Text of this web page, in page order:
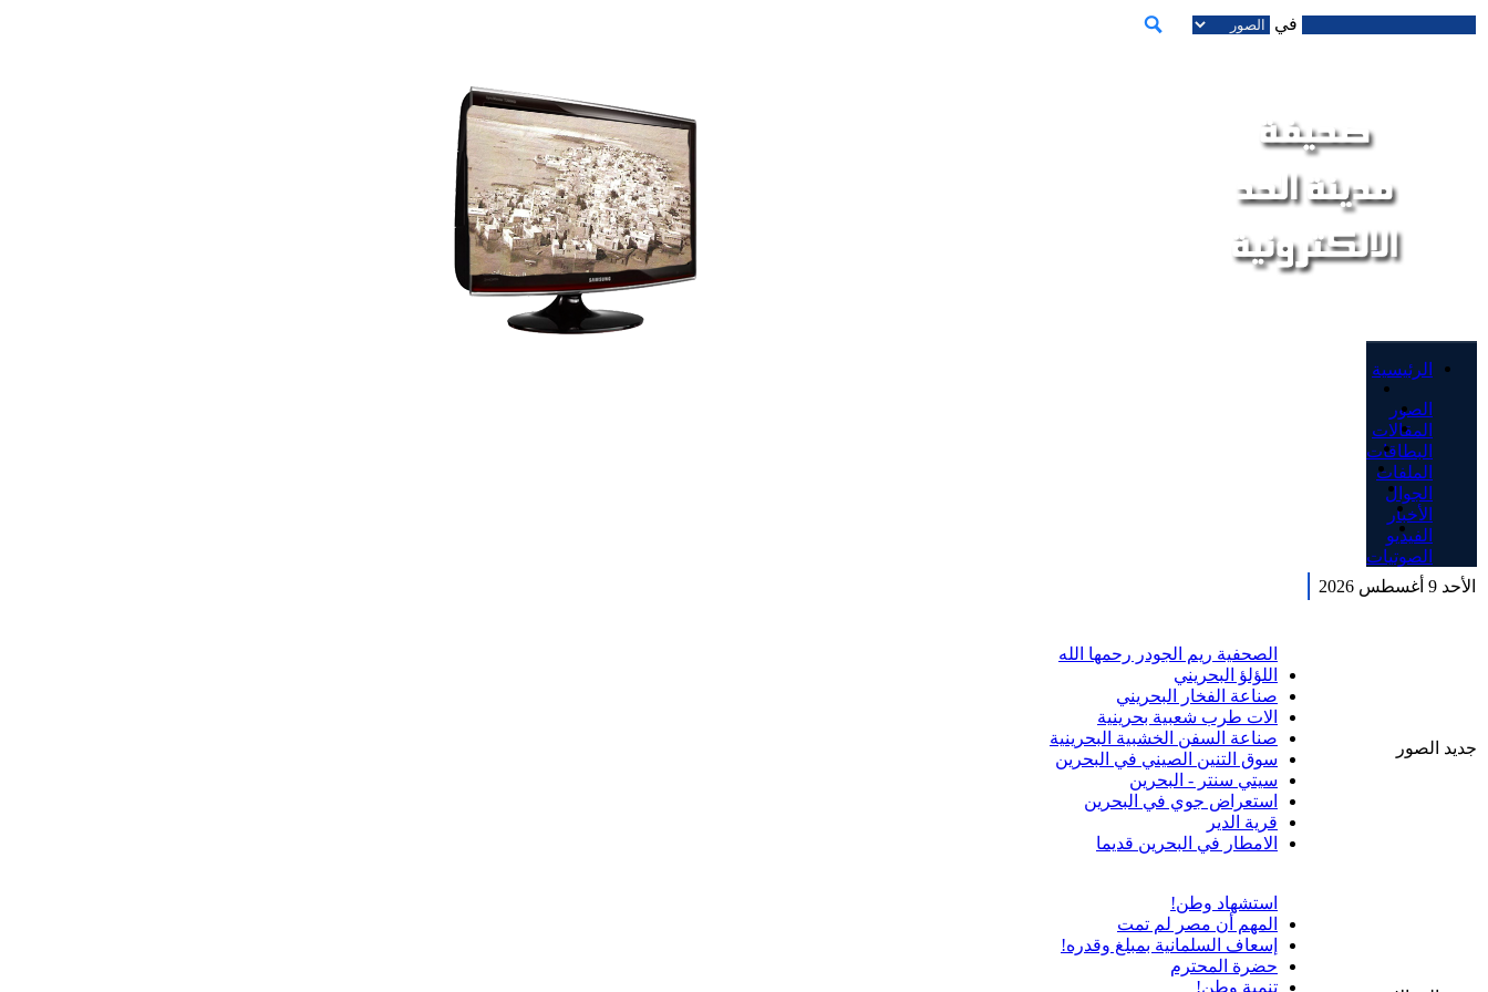
في
الرئيسية
الصور
المقالات
البطاقات
الملفات
الجوال
الأخبار
الفيديو
الصوتيات
الأحد 9 أغسطس 2026
جديد الصور
الصحفية ريم الجودر رحمها الله
اللؤلؤ البحريني
صناعة الفخار البحريني
الات طرب شعبية بحرينية
صناعة السفن الخشبية البحرينية
سوق التنين الصيني في البحرين
سيتي سنتر - البحرين
استعراض جوي في البحرين
قرية الدير
الامطار في البحرين قديما
استشهاد وطن!
المهم أن مصر لم تمت
إسعاف السلمانية بمبلغ وقدره!
حضرة المحترم
تنمية وطن!